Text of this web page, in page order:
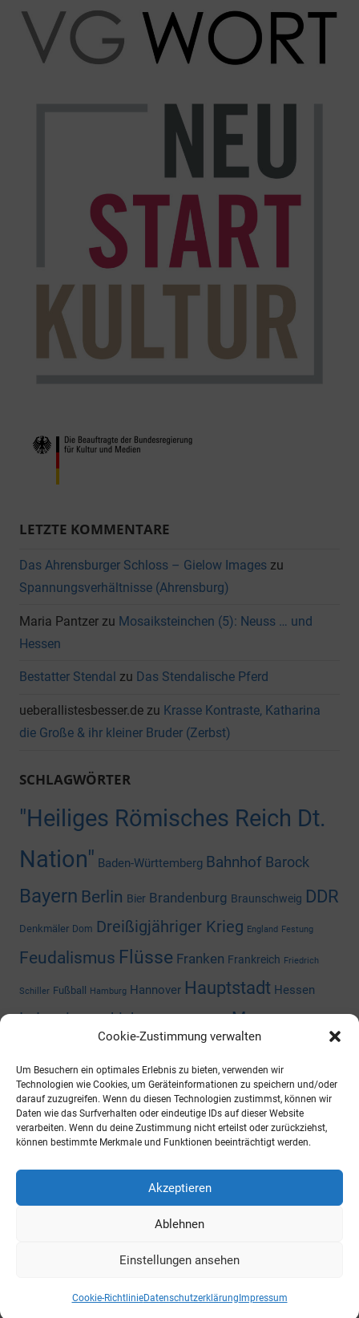
Cookie-Zustimmung verwalten
Um Besuchern ein optimales Erlebnis zu bieten, verwenden wir
Technologien wie Cookies, um Geräteinformationen zu speichern und/oder
darauf zuzugreifen. Wenn du diesen Technologien zustimmst, können wir
Daten wie das Surfverhalten oder eindeutige IDs auf dieser Website
verarbeiten. Wenn du deine Zustimmung nicht erteilst oder zurückziehst,
können bestimmte Merkmale und Funktionen beeinträchtigt werden.
Akzeptieren
Ablehnen
Einstellungen ansehen
Cookie-RichtlinieDatenschutzerklärung Impressum
LETZTE KOMMENTARE
Das Ahrensburger Schloss – Gielow Images zu
Spannungsverhältnisse (Ahrensburg)
Maria Pantzer zu Mosaiksteinchen (5): Neuss … und
Hessen
Bestatter Stendal zu Das Stendalische Pferd
ueberallistesbesser.de zu Krasse Kontraste, Katharina
die Große & ihr kleiner Bruder (Zerbst)
SCHLAGWÖRTER
"Heiliges Römisches Reich Dt.
Nation" Baden-Württemberg Bahnhof Barock
Bayern Berlin Bier Brandenburg Braunschweig DDR
Denkmäler Dom Dreißigjähriger Krieg England Festung
Feudalismus Flüsse Franken Frankreich Friedrich
Schiller Fußball Hamburg Hannover Hauptstadt Hessen
Industriegeschichte Museum
Nazizeit Niedersachsen
Westfalen Preußen Rhein Rheinland-Pfalz Russland
Sachsen-Anhalt Schloss Shoppingcenter Thüringen
Universität Wald Zweiter Weltkrieg Österreich
https://archiv.ueberallistesbesser.de
WordPress-Theme: Mercia von ThemeZee.